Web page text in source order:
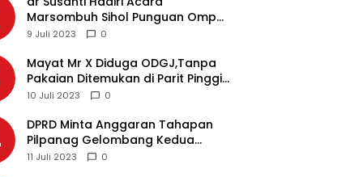
Marsombuh Sihol Punguan Ompu
Simataraja Raja Simarmata Dohot
9 Juli 2023 0
Mayat Mr X Diduga ODGJ,Tanpa
Pakaian Ditemukan di Parit Pinggir
Jalan Medan
10 Juli 2023 0
DPRD Minta Anggaran Tahapan
Pilpanag Gelombang Kedua
Dicairkan di Nagori Masing-
11 Juli 2023 0